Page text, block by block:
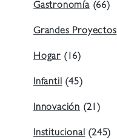
Gastronomía(66)
Grandes Proyectos
Hogar (16)
Infantil (45)
Innovación (21)
Institucional (245)